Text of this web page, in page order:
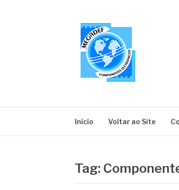
Início Voltar ao Site
Tag: